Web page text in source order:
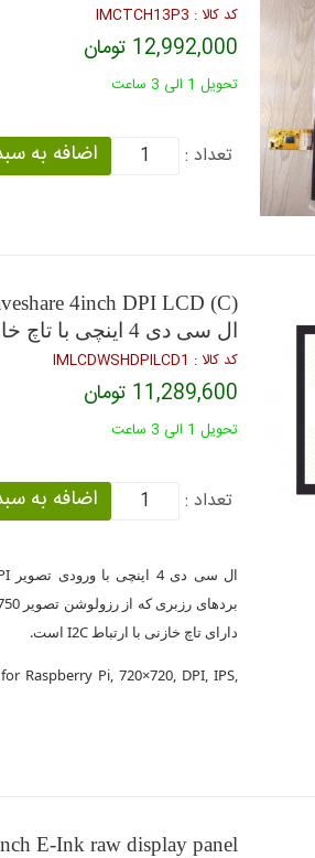
كد كالا : IMCTCH13P3
12,992,000 تومان
تحویل 1 الی 3 ساعت
تعداد :
4inch DPI LCD (C)
ال سی دی 4 اینچی با تاچ خازنی و رزولوشن 720 در 720 پیکسلی
كد كالا : IMLCDWSHDPILCD1
11,289,600 تومان
تحویل 1 الی 3 ساعت
تعداد :
دارای تاچ خازنی با ارتباط I2C است.
Raspberry Pi, 720×720, DPI, IPS,
E-Ink raw display panel